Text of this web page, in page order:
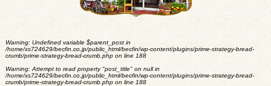
Warning: Undefined variable $parent_post in
/home/xs724629/becfin.co.jp/public_html/becfin/wp-content/plugins/prime-strategy-bread-
crumb/prime-strategy-bread-crumb.phpon line 188
Warning: Attempt to read property "post_title" on null in
/home/xs724629/becfin.co.jp/public_html/becfin/wp-content/plugins/prime-strategy-bread-
crumb/prime-strategy-bread-crumb.phpon line 188